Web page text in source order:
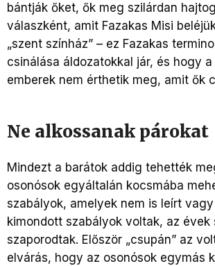
bántják őket, ők meg szilárdan
válaszként, amit Fazakas Misi
„szent színház” – ez Fazakas
csinálása áldozatokkal jár, és hogy
emberek nem érthetik meg, amit ők
Ne alkossanak párokat
Mindezt a barátok addig tehették
osonósok egyáltalán kocsmába
szabályok, amelyek nem is leírt
kimondott szabályok voltak, az évek
szaporodtak. Először „csupán” az
elvárás, hogy az osonósok egymás